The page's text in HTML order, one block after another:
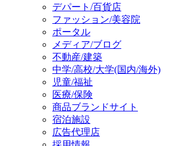
デパート/百貨店
ファッション/美容院
ポータル
メディア/ブログ
不動産/建築
中学/高校/大学(国内/海外)
児童/福祉
医療/保険
商品ブランドサイト
宿泊施設
広告代理店